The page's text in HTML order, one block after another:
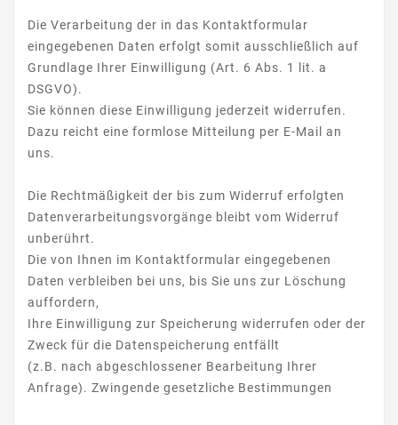
Die Verarbeitung der in das Kontaktformular
eingegebenen Daten erfolgt somit ausschließlich auf
Grundlage Ihrer Einwilligung (Art. 6 Abs. 1 lit. a
DSGVO).
Sie können diese Einwilligung jederzeit widerrufen.
Dazu reicht eine formlose Mitteilung per E-Mail an
uns.
Die Rechtmäßigkeit der bis zum Widerruf erfolgten
Datenverarbeitungsvorgänge bleibt vom Widerruf
unberührt.
Die von Ihnen im Kontaktformular eingegebenen
Daten verbleiben bei uns, bis Sie uns zur Löschung
auffordern,
Ihre Einwilligung zur Speicherung widerrufen oder der
Zweck für die Datenspeicherung entfällt
(z.B. nach abgeschlossener Bearbeitung Ihrer
Anfrage). Zwingende gesetzliche Bestimmungen